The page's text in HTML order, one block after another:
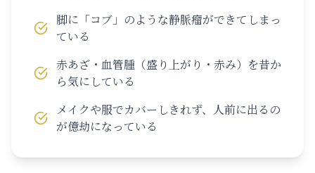
脚に「コブ」のような静脈瘤ができてしまっ
ている
赤あざ・血管腫（盛り上がり・赤み）を昔か
ら気にしている
メイクや服でカバーしきれず、人前に出るの
が億劫になっている